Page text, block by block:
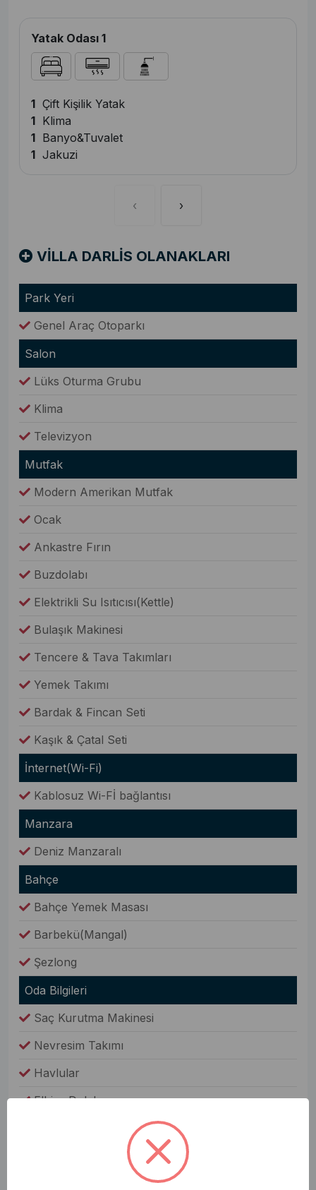
Yatak Odası 1
1 Çift Kişilik Yatak
1 Klima
1 Banyo&Tuvalet
1 Jakuzi
‹ ›
VİLLA DARLİS OLANAKLARI
Park Yeri
Genel Araç Otoparkı
Salon
Lüks Oturma Grubu
Klima
Televizyon
Mutfak
Modern Amerikan Mutfak
Ocak
Ankastre Fırın
Buzdolabı
Elektrikli Su Isıtıcısı(Kettle)
Bulaşık Makinesi
Tencere & Tava Takımları
Yemek Takımı
Bardak & Fincan Seti
Kaşık & Çatal Seti
İnternet(Wi-Fi)
Kablosuz Wi-Fİ bağlantısı
Manzara
Deniz Manzaralı
Bahçe
Bahçe Yemek Masası
Barbekü(Mangal)
Şezlong
Oda Bilgileri
Saç Kurutma Makinesi
Nevresim Takımı
Havlular
Elbise Dolabı
Ütü & Ütü Masası